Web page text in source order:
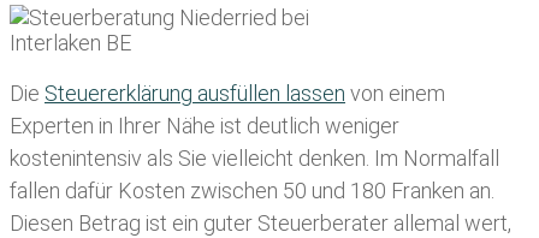
Die Steuererklärung ausfüllen lassen von einem
Experten in Ihrer Nähe ist deutlich weniger
kostenintensiv als Sie vielleicht denken. Im Normalfall
fallen dafür Kosten zwischen 50 und 180 Franken an.
Diesen Betrag ist ein guter Steuerberater allemal wert,